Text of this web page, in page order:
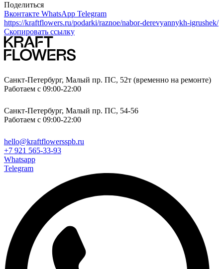
Поделиться
Вконтакте WhatsApp Telegram
https://kraftflowers.ru/podarki/raznoe/nabor-derevyannykh-igrushek/
Скопировать ссылку
Санкт-Петербург, Малый пр. ПС, 52т (временно на ремонте)
Работаем с 09:00-22:00
Санкт-Петербург, Малый пр. ПС, 54-56
Работаем с 09:00-22:00
hello@kraftflowersspb.ru
+7 921 565-33-93
Whatsapp
Telegram